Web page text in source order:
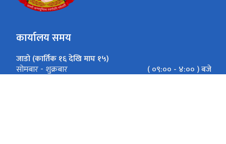
कार्यालय समय
जाडो (कार्तिक १६ देखि माघ १५)
सोमबार - शुक्रबार
( ०९:०० - ४:०० ) बजे